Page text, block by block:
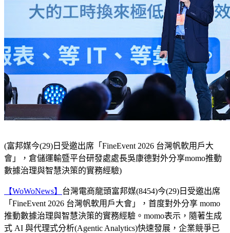
(富邦媒今(29)日受邀出席「FineEvent 2026 台灣帆軟用戶大
會」，倉儲運輸暨平台研發處處長吳康德對外分享momo推動
數據治理與智慧決策的實務經驗)
【WoWoNews】 台灣電商龍頭富邦媒(8454)今(29)日受邀出席
「FineEvent 2026 台灣帆軟用戶大會」，首度對外分享 momo
推動數據治理與智慧決策的實務經驗。momo表示，隨著生成
式 AI 與代理式分析(Agentic Analytics)快速發展，企業競爭已